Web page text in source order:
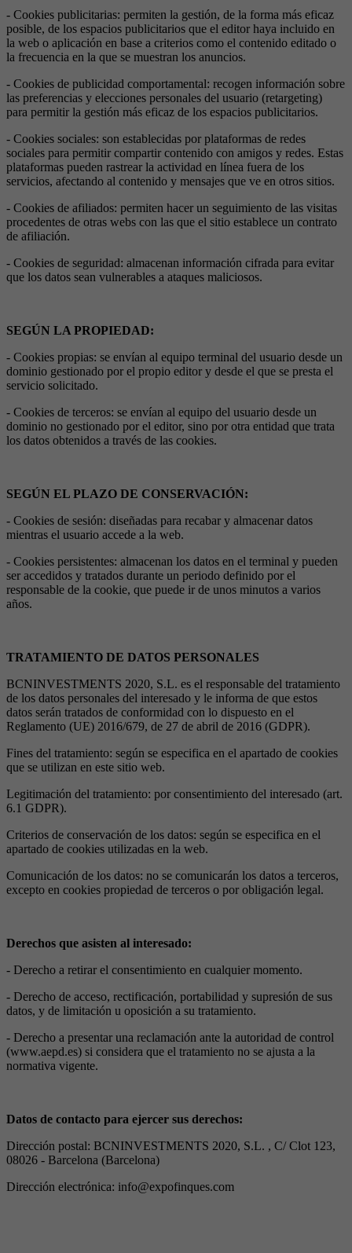
- Cookies publicitarias: permiten la gestión, de la forma más eficaz
posible, de los espacios publicitarios que el editor haya incluido en
la web o aplicación en base a criterios como el contenido editado o
la frecuencia en la que se muestran los anuncios.
- Cookies de publicidad comportamental: recogen información sobre
las preferencias y elecciones personales del usuario (retargeting)
para permitir la gestión más eficaz de los espacios publicitarios.
- Cookies sociales: son establecidas por plataformas de redes
sociales para permitir compartir contenido con amigos y redes. Estas
plataformas pueden rastrear la actividad en línea fuera de los
servicios, afectando al contenido y mensajes que ve en otros sitios.
- Cookies de afiliados: permiten hacer un seguimiento de las visitas
procedentes de otras webs con las que el sitio establece un contrato
de afiliación.
- Cookies de seguridad: almacenan información cifrada para evitar
que los datos sean vulnerables a ataques maliciosos.
SEGÚN LA PROPIEDAD:
- Cookies propias: se envían al equipo terminal del usuario desde un
dominio gestionado por el propio editor y desde el que se presta el
servicio solicitado.
- Cookies de terceros: se envían al equipo del usuario desde un
dominio no gestionado por el editor, sino por otra entidad que trata
los datos obtenidos a través de las cookies.
SEGÚN EL PLAZO DE CONSERVACIÓN:
- Cookies de sesión: diseñadas para recabar y almacenar datos
mientras el usuario accede a la web.
- Cookies persistentes: almacenan los datos en el terminal y pueden
ser accedidos y tratados durante un periodo definido por el
responsable de la cookie, que puede ir de unos minutos a varios
años.
TRATAMIENTO DE DATOS PERSONALES
BCNINVESTMENTS 2020, S.L. es el responsable del tratamiento
de los datos personales del interesado y le informa de que estos
datos serán tratados de conformidad con lo dispuesto en el
Reglamento (UE) 2016/679, de 27 de abril de 2016 (GDPR).
Fines del tratamiento: según se especifica en el apartado de cookies
que se utilizan en este sitio web.
Legitimación del tratamiento: por consentimiento del interesado (art.
6.1 GDPR).
Criterios de conservación de los datos: según se especifica en el
apartado de cookies utilizadas en la web.
Comunicación de los datos: no se comunicarán los datos a terceros,
excepto en cookies propiedad de terceros o por obligación legal.
Derechos que asisten al interesado:
- Derecho a retirar el consentimiento en cualquier momento.
- Derecho de acceso, rectificación, portabilidad y supresión de sus
datos, y de limitación u oposición a su tratamiento.
- Derecho a presentar una reclamación ante la autoridad de control
(www.aepd.es) si considera que el tratamiento no se ajusta a la
normativa vigente.
Datos de contacto para ejercer sus derechos:
Dirección postal: BCNINVESTMENTS 2020, S.L. , C/ Clot 123,
08026 - Barcelona (Barcelona)
Dirección electrónica: info@expofinques.com